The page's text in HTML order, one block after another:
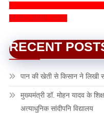
SUBSCRIBE NOW
RECENT
पान की खेती से किसान ने लिखी
मुख्यमंत्री डॉ. मोहन यादव के
अत्याधुनिक सांदीपनि विद्यालय